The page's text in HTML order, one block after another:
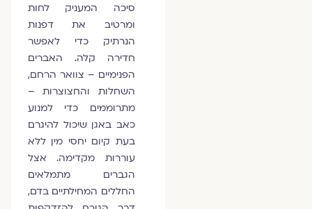
סיכה המעניק לחות
ומרטיב את דפנות
הנרתיק כדי לאפשר
חדירה קלה. האברים
הפנימיים – צוואר הרחם,
השחלות והחצוצרות –
מתרוממים כדי למנוע
כאב באגן שיכול להיגרם
בעת קיום יחסי מין ללא
עוררות מקדימה. אצל
הגברים מתמלאים
החללים המחילתיים בדם,